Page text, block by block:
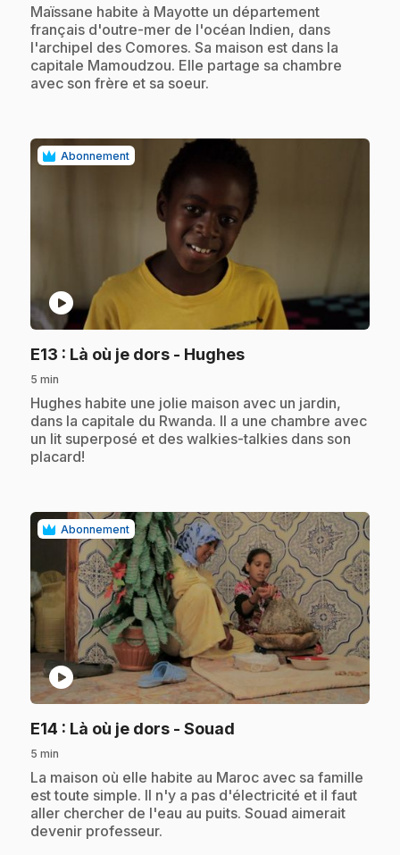
.Maïssane habite à Mayotte un département
français d'outre-mer de l'océan Indien, dans
l'archipel des Comores. Sa maison est dans la
capitale Mamoudzou. Elle partage sa chambre
avec son frère et sa soeur.
Abonnement
play_circle
E13 : Là où je dors - Hughes.
5 min
.Hughes habite une jolie maison avec un jardin,
dans la capitale du Rwanda. Il a une chambre avec
un lit superposé et des walkies-talkies dans son
placard!
Abonnement
play_circle
E14 : Là où je dors - Souad
5 min
.La maison où elle habite au Maroc avec sa famille
est toute simple. Il n'y a pas d'électricité et il faut
aller chercher de l'eau au puits. Souad aimerait
devenir professeur.